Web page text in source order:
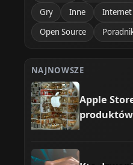
Gry
Inne Internet
Open Source
NAJNOWSZE
Apple